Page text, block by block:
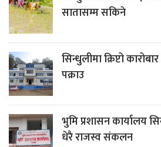
सातासम्म सकिने
सिन्धुलीमा क्रिप्टो
पक्राउ
भुमि प्रशासन कार्यालय
धेरै राजस्व संकलन